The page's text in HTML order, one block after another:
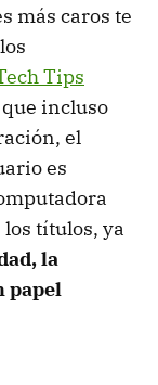
más caros te
Tips
incluso
el
es
títulos, ya
la
papel